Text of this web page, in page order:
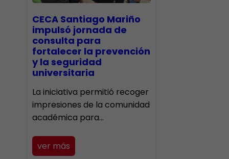
CECA Santiago Mariño
impulsó jornada de
consulta para
fortalecer la prevención
y la seguridad
universitaria
La iniciativa permitió recoger
impresiones de la comunidad
académica para…
ver más